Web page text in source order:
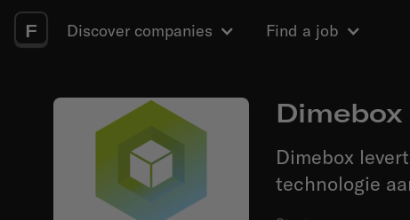
F Discover companies Find a job
Dimebox
Dimebox
technologie